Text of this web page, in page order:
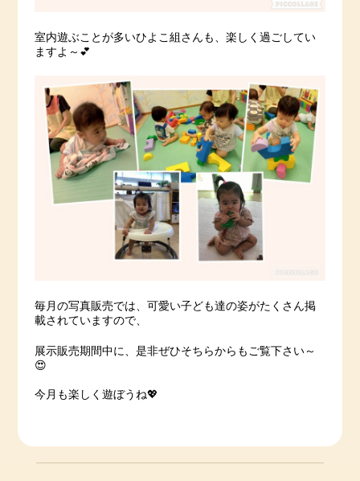
室内遊ぶことが多いひよこ組さんも、楽しく過ごしてい
ますよ～💕
毎月の写真販売では、可愛い子ども達の姿がたくさん掲
載されていますので、
展示販売期間中に、是非ぜひそちらからもご覧下さい～
😍
今月も楽しく遊ぼうね💖